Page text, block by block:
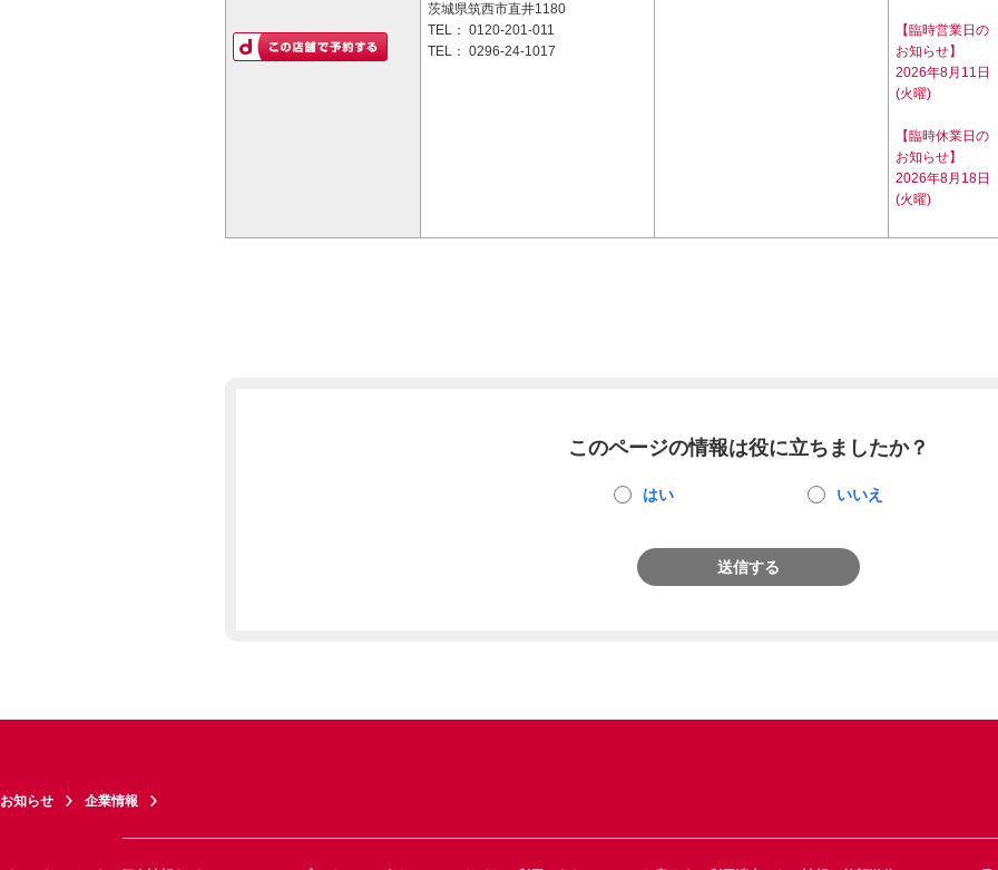
茨城県筑西市直井1180
TEL： 0120-201-011
TEL： 0296-24-1017
【臨時営業日の
お知らせ】
2026年8月11日
(火曜)
【臨時休業日の
お知らせ】
2026年8月18日
(火曜)
このページの情報は役に立ちましたか？
はい いいえ
送信する
お知らせ 企業情報